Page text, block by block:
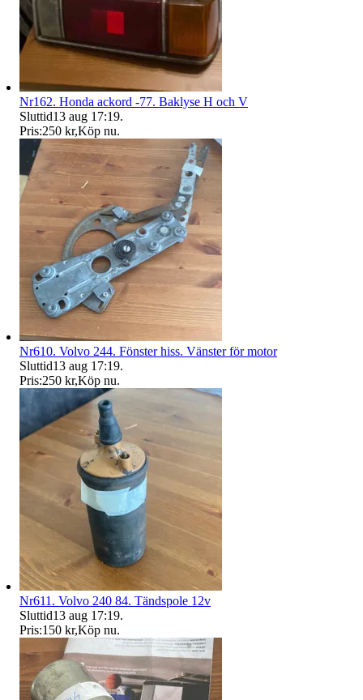
Nr162. Honda ackord -77. Baklyse H och V
Sluttid13 aug 17:19.
Pris:250 kr,Köp nu.
Nr610. Volvo 244. Fönster hiss. Vänster för motor
Sluttid13 aug 17:19.
Pris:250 kr,Köp nu.
Nr611. Volvo 240 84. Tändspole 12v
Sluttid13 aug 17:19.
Pris:150 kr,Köp nu.